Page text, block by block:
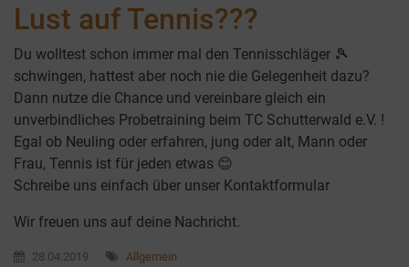
Lust auf Tennis???
Du wolltest schon immer mal den Tennisschläger 🎾
schwingen, hattest aber noch nie die Gelegenheit dazu?
Dann nutze die Chance und vereinbare gleich ein
unverbindliches Probetraining beim TC Schutterwald e.V. !
Egal ob Neuling oder erfahren, jung oder alt, Mann oder
Frau, Tennis ist für jeden etwas 😊
Schreibe uns einfach über unser Kontaktformular
Wir freuen uns auf deine Nachricht.
28.04.2019 Allgemein